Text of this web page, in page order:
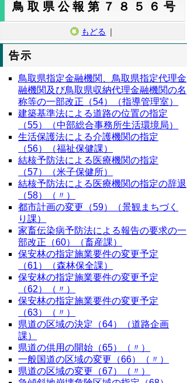
鳥取県公報第７８５６号
もどる ｜
告示
鳥取県指定金融機関、鳥取県指定代理金
融機関及び鳥取県収納代理金融機関の名
称等の一部改正（54）（指導管理室）
建築基準法による道路の位置の指定
（55）（中部総合事務所生活環境局）
生活保護法による介護機関の指定
（56）（福祉保健課）
結核予防法による医療機関の指定
（57）（米子保健所）
結核予防法による医療機関の指定の辞退
（58）（〃）
都市計画の変更（59）（景観まちづく
り課）
家畜伝染病予防法による報告の要求の一
部改正（60）（畜産課）
保安林の指定施業要件の変更予定
（61）（森林保全課）
保安林の指定施業要件の変更予定
（62）（〃）
保安林の指定施業要件の変更予定
（63）（〃）
県道の区域の決定（64）（道路企画
課）
県道の供用の開始（65）（〃）
一般国道の区域の変更（66）（〃）
県道の区域の変更（67）（〃）